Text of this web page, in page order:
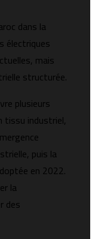
dans la
électriques
mais
structurée.
plusieurs
tissu industriel,
puis la
en 2022.
la
des